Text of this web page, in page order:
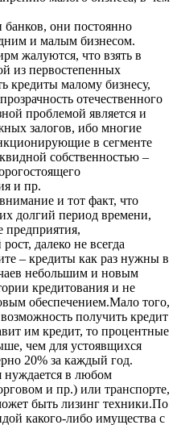
банков, они постоянно
и малым бизнесом.
жалуются, что взять в
из первостепенных
кредиты малому бизнесу,
отечественного
проблемой является и
залогов, ибо многие
в сегменте
собственностью –
и пр.
и тот факт, что
долгий период времени,
предприятия,
далеко не всегда
– кредиты как раз нужны в
небольшим и новым
кредитования и не
обеспечением.Мало того,
получить кредит
им кредит, то процентные
чем для устоявщихся
20% за каждый год.
нуждается в любом
и пр.) или транспорте,
быть лизинг техники.По
какого-либо имущества с